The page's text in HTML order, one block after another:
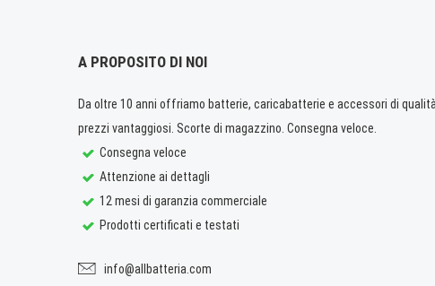
A PROPOSITO DI NOI
Da oltre 10 anni offriamo batterie, caricabatterie e accessori di
prezzi vantaggiosi. Scorte di magazzino. Consegna veloce.
Consegna veloce
Attenzione ai dettagli
12 mesi di garanzia commerciale
Prodotti certificati e testati
info@allbatteria.com